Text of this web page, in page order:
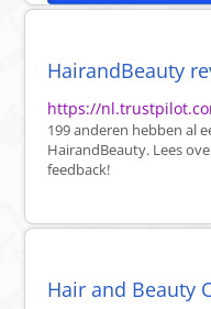
HairandBeauty
https://
199 anderen hebben al
HairandBeauty. Lees
feedback!
Hair and Beauty